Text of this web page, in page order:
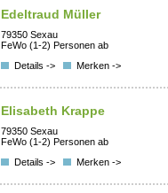
Edeltraud Müller
79350 Sexau
FeWo (1-2) Personen ab
Details ->
Merken ->
Elisabeth Krappe
79350 Sexau
FeWo (1-2) Personen ab
Details ->
Merken ->